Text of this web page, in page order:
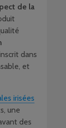
de la
dans
et
irisées
une
des